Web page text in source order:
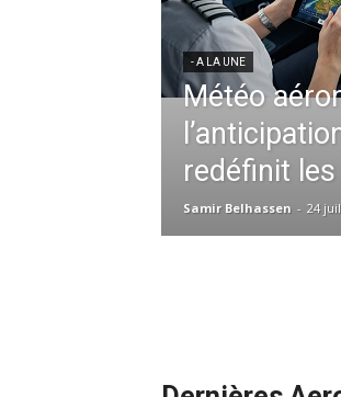
- A LA UNE
L’Envol du
Multi-Hubs
l’Aviation
Samir Belhassen - 21